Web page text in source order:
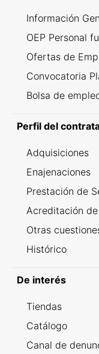
Información
OEP Personal
Ofertas de
Convocatoria
Bolsa de
Perfil del
Adquisiciones
Enajenaciones
Prestación de
Acreditación
Otras
Histórico
De interés
Tiendas
Catálogo
Canal de